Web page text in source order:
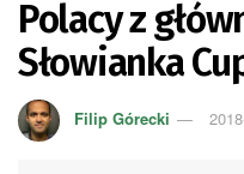
Polacy z
Słowianka
Filip Górecki